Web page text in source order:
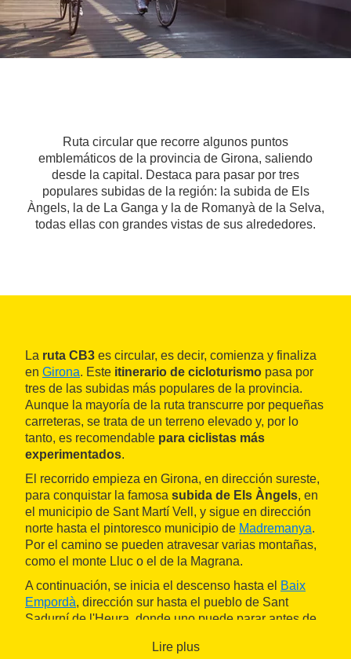
Ruta circular que recorre algunos puntos
emblemáticos de la provincia de Girona, saliendo
desde la capital. Destaca para pasar por tres
populares subidas de la región: la subida de Els
Àngels, la de La Ganga y la de Romanyà de la Selva,
todas ellas con grandes vistas de sus alrededores.
La ruta CB3 es circular, es decir, comienza y finaliza
en Girona. Este itinerario de cicloturismo pasa por
tres de las subidas más populares de la provincia.
Aunque la mayoría de la ruta transcurre por pequeñas
carreteras, se trata de un terreno elevado y, por lo
tanto, es recomendable para ciclistas más
experimentados.
El recorrido empieza en Girona, en dirección sureste,
para conquistar la famosa subida de Els Àngels, en
el municipio de Sant Martí Vell, y sigue en dirección
norte hasta el pintoresco municipio de Madremanya.
Por el camino se pueden atravesar varias montañas,
como el monte Lluc o el de la Magrana.
A continuación, se inicia el descenso hasta el Baix
Empordà, dirección sur hasta el pueblo de Sant
Sadurní de l'Heura, donde uno puede parar antes de
Desde su cumbre se disfrutan de fantásticas vistas del
Lire plus